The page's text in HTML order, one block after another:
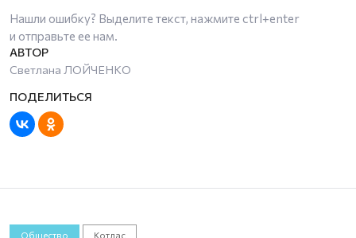
Нашли ошибку? Выделите текст, нажмите ctrl+enter
и отправьте ее нам.
Светлана ЛОЙЧЕНКО
Общество Котлас